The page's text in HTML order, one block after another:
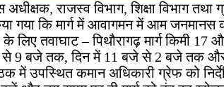
राजस्व विभाग, शिक्षा विभाग
गया कि मार्ग में आवागमन में आम जनमानस
के लिए तवाघाट – पिथौरागढ़ मार्ग किमी
से 9 बजे तक, दिन में 11 बजे से 2 बजे तक
में उपस्थित कमान अधिकारी ग्रेफ को